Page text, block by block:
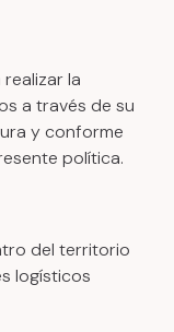
realizar la
a través de su
y conforme
política.
del territorio
logísticos